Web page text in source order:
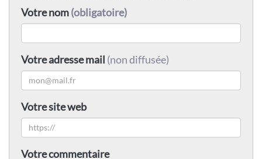
Votre nom(obligatoire)
Votre adresse mail (non diffusée)
Votre site web
Votre commentaire